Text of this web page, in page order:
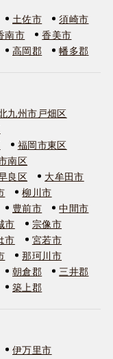
土佐市
須崎市
南市
香美市
高岡郡 幡多郡
九州市戸畑区
福岡市東区
南区
良区
大牟田市
柳川市
豊前市
中間市
市
宗像市
市
宮若市
那珂川市
朝倉郡
三井郡
築上郡
伊万里市